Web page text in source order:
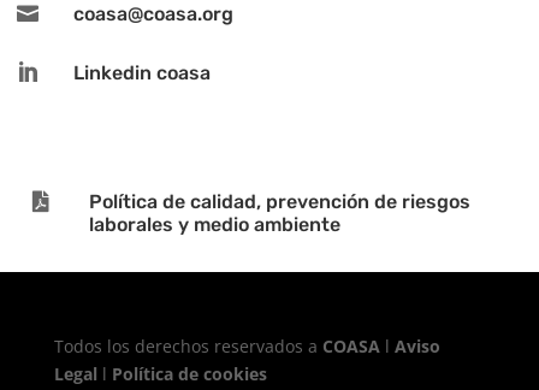
 coasa@coasa.org
 Linkedin coasa

Política de calidad, prevención de riesgos
laborales y medio ambiente
Todos los derechos reservados a COASA l Aviso
Legal l Política de cookies